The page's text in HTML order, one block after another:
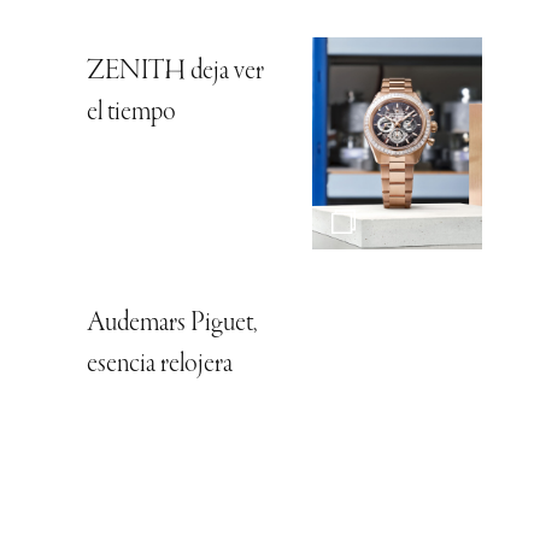
ZENITH deja ver
el tiempo
Audemars Piguet,
esencia relojera